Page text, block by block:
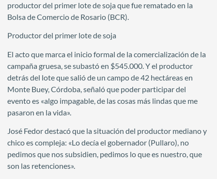
productor del primer lote de soja que fue rematado en la
Bolsa de Comercio de Rosario (BCR).
Productor del primer lote de soja
El acto que marca el inicio formal de la comercialización de la
campaña gruesa, se subastó en $545.000. Y el productor
detrás del lote que salió de un campo de 42 hectáreas en
Monte Buey, Córdoba, señaló que poder participar del
evento es «algo impagable, de las cosas más lindas que me
pasaron en la vida».
José Fedor destacó que la situación del productor mediano y
chico es compleja: «Lo decía el gobernador (Pullaro), no
pedimos que nos subsidien, pedimos lo que es nuestro, que
son las retenciones».